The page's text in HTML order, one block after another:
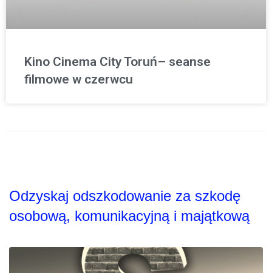
Kino Cinema City Toruń– seanse
filmowe w czerwcu
Odzyskaj odszkodowanie za szkodę
osobową, komunikacyjną i majątkową